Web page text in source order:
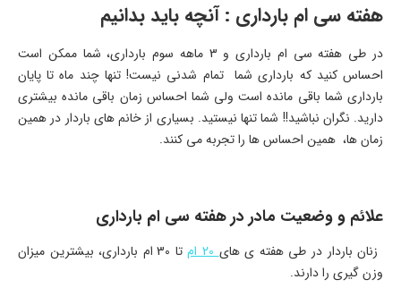
هفته سی ام بارداری : آنچه باید بدانیم
در طی هفته سی ام بارداری و 3 ماهه سوم بارداری، شما ممکن است
احساس کنید که بارداری شما تمام شدنی نیست! تنها چند ماه تا پایان
بارداری شما باقی مانده است ولی شما احساس زمان باقی مانده بیشتری
دارید. نگران نباشید!! شما تنها نیستید. بسیاری از خانم های باردار در همین
زمان ها، همین احساس ها را تجربه می کنند.
علائم و وضعیت مادر در هفته سی ام بارداری
زنان باردار در طی هفته ی های20 ام
تا 30 ام بارداری، بیشترین میزان
وزن گیری را دارند.